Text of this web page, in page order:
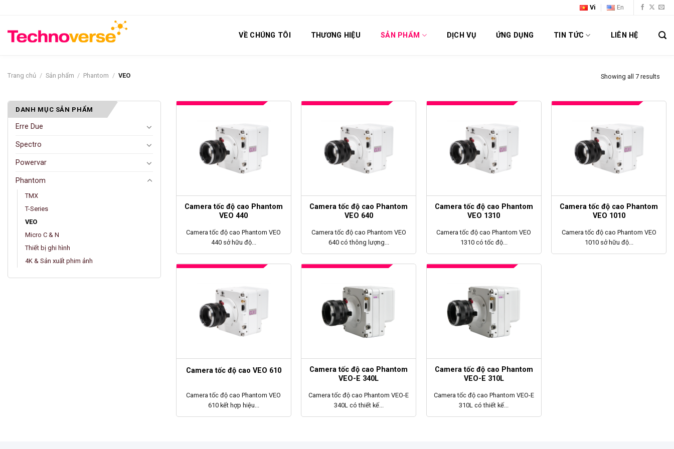
nội
dung
Vi En
VỀ CHÚNG TÔI THƯƠNG HIỆU SẢN PHẨM DỊCH VỤ ỨNG DỤNG TIN TỨC LIÊN HỆ
Trang chủ / Sản phẩm / Phantom / VEO Showing all 7 results
DANH MỤC SẢN PHẨM
Erre Due
Spectro
Powervar
Phantom
TMX
T-Series
VEO
Micro C & N
Thiết bị ghi hình
4K & Sản xuất phim ảnh
Camera tốc độ cao Phantom
VEO 440
Camera tốc độ cao Phantom VEO
440 sở hữu độ...
Camera tốc độ cao Phantom
VEO 640
Camera tốc độ cao Phantom VEO
640 có thông lượng...
Camera tốc độ cao Phantom
VEO 1310
Camera tốc độ cao Phantom VEO
1310 có tốc độ...
Camera tốc độ cao Phantom
VEO 1010
Camera tốc độ cao Phantom VEO
1010 sở hữu độ...
Camera tốc độ cao VEO 610
Camera tốc độ cao Phantom VEO
610 kết hợp hiệu...
Camera tốc độ cao Phantom
VEO-E 340L
Camera tốc độ cao Phantom VEO-E
340L có thiết kế...
Camera tốc độ cao Phantom
VEO-E 310L
Camera tốc độ cao Phantom VEO-E
310L có thiết kế...